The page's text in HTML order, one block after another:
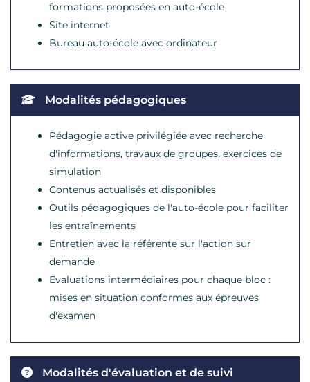
formations proposées en auto-école
Site internet
Bureau auto-école avec ordinateur
Modalités pédagogiques
Pédagogie active privilégiée avec recherche
d'informations, travaux de groupes, exercices de
simulation
Contenus actualisés et disponibles
Outils pédagogiques de l'auto-école pour faciliter
les entraînements
Entretien avec la référente sur l'action sur
demande
Evaluations intermédiaires pour chaque bloc :
mises en situation conformes aux épreuves
d'examen
Modalités d'évaluation et de suivi